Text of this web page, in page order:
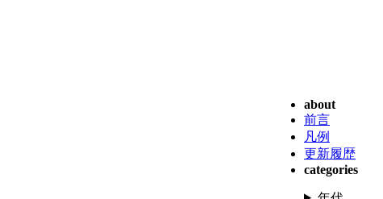
about
前言
凡例
更新履歴
categories